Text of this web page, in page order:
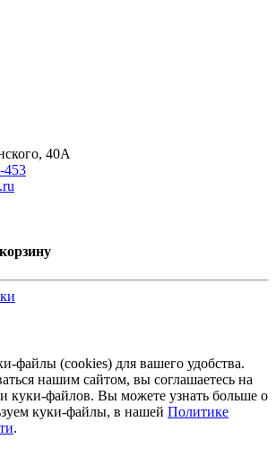
40А
453
файлы (cookies) для вашего удобства.
нашим сайтом, вы соглашаетесь на
куки-файлов. Вы можете узнать больше о
куки-файлы, в нашей Политике
.